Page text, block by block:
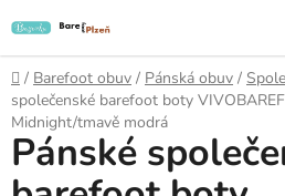
na
obsah
Domů
/ Barefoot obuv / Pánská obuv /
společenské barefoot boty
Midnight/tmavě modrá
Pánské